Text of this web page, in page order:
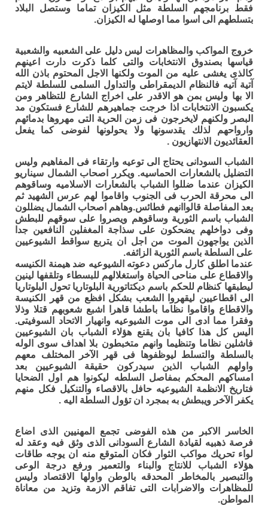
فقط برنامجهم السلطة مثل الكيزان تماما وستصل البلاد
بتسلطهم الى اسوا مما اوصلها له الكيزان.
خروج المواكب والمظاهرات ليس دليل على الشعبيه والشعبية
قياسها بصندوق الانتخابات والتى كلما ذكرت دارت اعينهم
كالذى يغشى عليه من الموت ولكنها الاجل المحتوم باذن الله
آتية آتيه فالنظام الديمقراطى والتداول السلمى للسلطة لايتم
الا بها وليس بمن هو الاقدر على اخراج الشارع للتظاهر ومن
يكسبون الانتخابات اذا خرجت جماهيرهم للشارع فستكون مد
البصر ولكنهم لايخرجون فى زمن الحرية التى مهروها بدمائهم
وارواحهم لذلك يقدسونها ولا يحولونها لفوضى كما يفعل
العقائديون الانتهازيون .
الشباب السودانى يحتاج الى توعيه وارتقاء فى المفاهيم وليس
التضليل بالشعارات الحماسيه. ويكرر اصحاب الشمال سيناريو
الكيزان عندما ضللوا الشباب بالشعارات الاسلاميه وساقوهم
الى محرقة الحرب فى الجنوب واقاموا لهم عرس الشهيد ثم
بعد المفاصلة قالواانهم فطائس.وهاهم اصحاب الشمال يضللون
الشباب باسم الثورية وساقوهم ويصروا على سوقهم للبطش
وفى دواخلهم يضحكون على سذاجة المغفلين النافعين جدا
الذين يواجهون الموت من اجل ان يتربع سواقط الشيوعيين
على السلطة باسم الثورية الزائفه.
عندما اطلق كارل ماركس دعوته الشيوعيه ضد هيمنة الكنيسه
والاقطاع على مناحى الحياة واستغلالهم للبسطاء وتلقفها لينين
ليطبقها كنظام للحكم باسم ديكتاتورية البلوتاريا تحول البلوتاريا
الى اقطاعيين ليقهروا الشعب بشكل افظع من قهر الكنيسة
والاقطاع واقاموا نظاما باطشا قاهرا اشبع شعوبهم قتلا وذلا
وفقرا مما ادى الى موت الشيوعيه وانهيار الاتحاد السوفيتى.
اليس كل هذا كافيا بان يقنع هؤلاء الشباب بان الشيوعيين
فاشلين نظاما وتنظيما وانهم متخبطون بلا اهداف سوى الوله
بالسلطة والتسلط ليوظفوها فى قهر الآخر المختلف معهم
واولهم الشباب الذين سيدركون حقيقة الشيوعيين بعد
امساكهم المحكم بمفاصل السلطه ليكونوا هم اول الضحايا
فتاريخ الانظمة الشيوعيه حافل بالاقصاء والتنكيل فكل منهم
يكفر الآخر ويبطش به بمجرد ان تؤول السلطة اليه .
الخاسر الاكبر من هذه الفوضى تجمع المهنيين الذى اضاع
فرصة ذهبيه لقيادة الشارع السودانى الذى وثق فيه وعقد له
لواء تحريك مواكب الثوار فكان المتوقع منه ان يوجه طاقات
هؤلاء الشباب للانتاج والبناء والتعمير ورفع درجة الوعى
والتبصير بالمخاطر المحدقه بالوطن واولها الاقتصاد وليس
للمظاهرات والاضرابات التى تفاقم الازمة وتزيد من معاناة
المواطن.